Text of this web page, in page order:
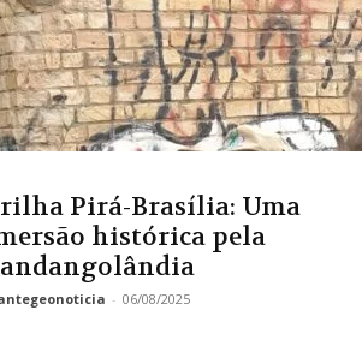
Pirá-Brasília: Uma
histórica pela
- 06/08/2025